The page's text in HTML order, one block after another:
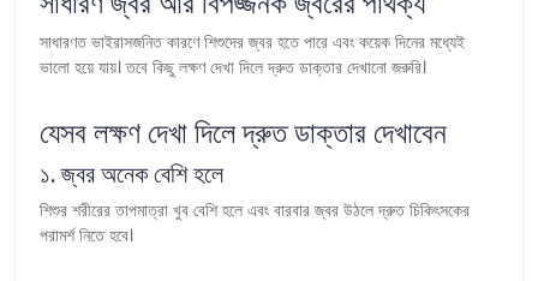
সাধারণত ভাইরাসজনিত কারণে শিশুদের জ্বর হতে পারে এবং কয়েক দিনের মধ্যেই
ভালো হয়ে যায়। তবে কিছু লক্ষণ দেখা দিলে দ্রুত ডাক্তার দেখানো জরুরি।
যেসব লক্ষণ দেখা দিলে দ্রুত ডাক্তার দেখাবেন
১. জ্বর অনেক বেশি হলে
শিশুর শরীরের তাপমাত্রা খুব বেশি হলে এবং বারবার জ্বর উঠলে দ্রুত চিকিৎসকের
পরামর্শ নিতে হবে।